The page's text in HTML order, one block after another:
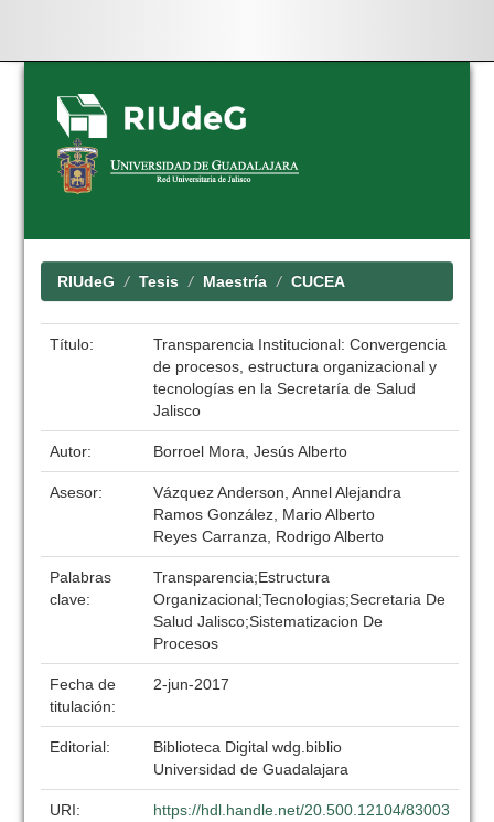
Skip
navigation
RIUdeG Tesis Maestría CUCEA
Título:
Transparencia Institucional: Convergencia
de procesos, estructura organizacional y
tecnologías en la Secretaría de Salud
Jalisco
Autor: Borroel Mora, Jesús Alberto
Asesor:
Vázquez Anderson, Annel Alejandra
Ramos González, Mario Alberto
Reyes Carranza, Rodrigo Alberto
Palabras
clave:
Transparencia;Estructura
Organizacional;Tecnologias;Secretaria De
Salud Jalisco;Sistematizacion De
Procesos
Fecha de
titulación:
2-jun-2017
Editorial:
Biblioteca Digital wdg.biblio
Universidad de Guadalajara
URI:
https://hdl.handle.net/20.500.12104/83003